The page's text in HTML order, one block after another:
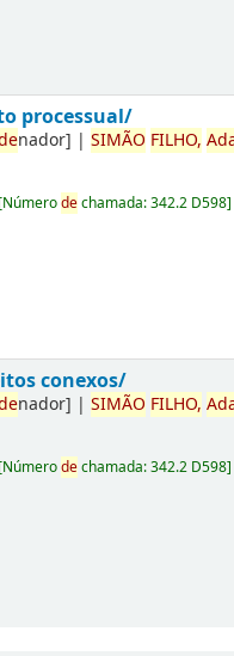
processual/
nador] |SIMÃO FILHO,
[Númerodechamada:342.2 D598
conexos/
nador] |SIMÃO FILHO,
[Númerodechamada:342.2 D598